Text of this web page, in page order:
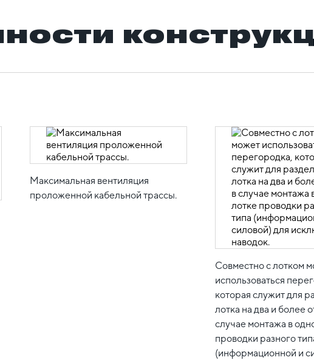
Максимальная вентиляция
проложенной кабельной трассы.
Совместно с лотком
использоваться
которая служит для
лотка на два и более
случае монтажа в
проводки разного
(информационной и